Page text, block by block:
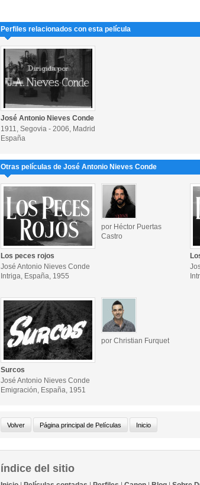
Perfiles relacionados con esta película
José Antonio Nieves Conde
1911, Segovia - 2006, Madrid
España
Otras películas de José Antonio Nieves Conde
por Héctor Puertas
Castro
Los peces rojos
José Antonio Nieves Conde
Intriga, España, 1955
por Christian Furquet
Surcos
José Antonio Nieves Conde
Emigración, España, 1951
índice del sitio